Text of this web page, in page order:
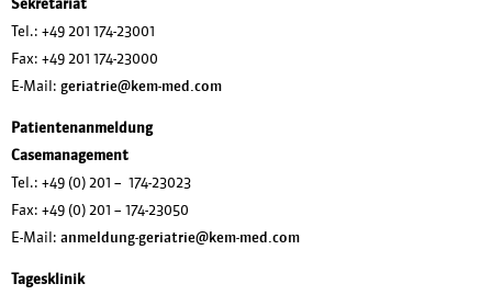
Sekretariat
Tel.: +49 201 174-23001
Fax: +49 201 174-23000
E-Mail: geriatrie@kem-med.com
Patientenanmeldung
Casemanagement
Tel.: +49 (0) 201 – 174-23023
Fax: +49 (0) 201 – 174-23050
E-Mail: anmeldung-geriatrie@kem-med.com
Tagesklinik